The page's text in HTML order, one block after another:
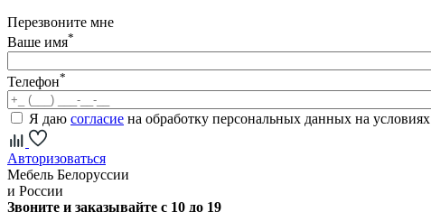
Перезвоните мне
Ваше имя*
Телефон*
Я даю согласие на обработку персональных данных на условиях
Авторизоваться
Мебель Белоруссии
и России
Звоните и заказывайте с 10 до 19